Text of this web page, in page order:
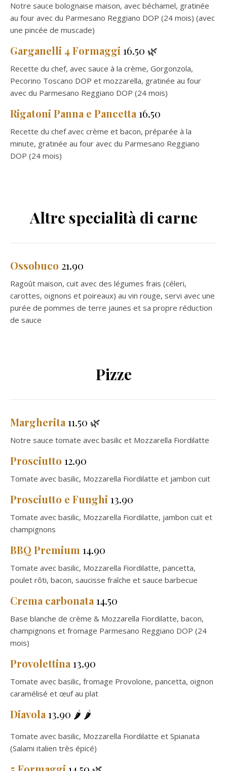
Notre sauce bolognaise maison, avec béchamel, gratinée
au four avec du Parmesano Reggiano DOP (24 mois) (avec
une pincée de muscade)
Garganelli 4 Formaggi 16.50 🌿
Recette du chef, avec sauce à la crème, Gorgonzola,
Pecorino Toscano DOP et mozzarella, gratinée au four
avec du Parmesano Reggiano DOP (24 mois)
Rigatoni Panna e Pancetta 16.50
Recette du chef avec crème et bacon, préparée à la
minute, gratinée au four avec du Parmesano Reggiano
DOP (24 mois)
Altre specialità di carne
Ossobuco 21.90
Ragoût maison, cuit avec des légumes frais (céleri,
carottes, oignons et poireaux) au vin rouge, servi avec une
purée de pommes de terre jaunes et sa propre réduction
de sauce
Pizze
Margherita 11.50 🌿
Notre sauce tomate avec basilic et Mozzarella Fiordilatte
Prosciutto 12.90
Tomate avec basilic, Mozzarella Fiordilatte et jambon cuit
Prosciutto e Funghi 13.90
Tomate avec basilic, Mozzarella Fiordilatte, jambon cuit et
champignons
BBQ Premium 14.90
Tomate avec basilic, Mozzarella Fiordilatte, pancetta,
poulet rôti, bacon, saucisse fraîche et sauce barbecue
Crema carbonata 14.50
Base blanche de crème & Mozzarella Fiordilatte, bacon,
champignons et fromage Parmesano Reggiano DOP (24
mois)
Provolettina 13.90
Tomate avec basilic, fromage Provolone, pancetta, oignon
caramélisé et œuf au plat
Diavola 13.90 🌶️ 🌶️
Tomate avec basilic, Mozzarella Fiordilatte et Spianata
(Salami italien très épicé)